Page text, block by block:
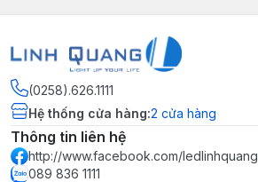
(0258).626.1111
Hệ thống cửa hàng:2 cửa hàng
Thông tin liên hệ
http://www.facebook.com/ledlinhquang
089 836 1111